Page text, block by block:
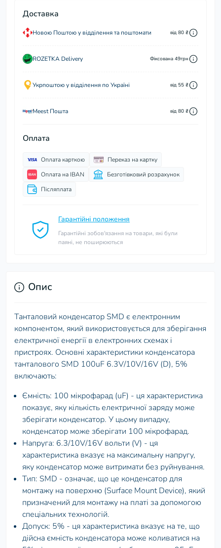
Доставка
Новою Поштою у відділення та поштомати від 80 ₴
ROZETKA Delivery Фіксована 49грн
Укрпоштою у відділення по Україні від 55 ₴
Meest Пошта від 80 ₴
Оплата
Оплата карткою
Переказ на картку
Оплата на IBAN
Безготівковий розрахунок
Післяплата
Гарантійні положення
Гарантійні зобов'язання на товари, які були
паяні, не поширюються
Опис
Танталовий конденсатор SMD є електронним
компонентом, який використовується для зберігання
електричної енергії в електронних схемах і
пристроях. Основні характеристики конденсатора
танталового SMD 100uF 6.3V/10V/16V (D), 5%
включають:
Ємність: 100 мікрофарад (uF) - ця характеристика
показує, яку кількість електричної заряду може
зберігати конденсатор. У цьому випадку,
конденсатор може зберігати 100 мікрофарад.
Напруга: 6.3/10V/16V вольти (V) - ця
характеристика вказує на максимальну напругу,
яку конденсатор може витримати без руйнування.
Тип: SMD - означає, що це конденсатор для
монтажу на поверхню (Surface Mount Device), який
призначений для монтажу на платі за допомогою
спеціальних технологій.
Допуск: 5% - ця характеристика вказує на те, що
дійсна ємність конденсатора може коливатися на